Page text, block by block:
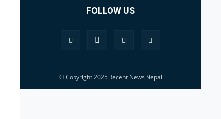
FOLLOW US
© Copyright 2025 Recent News Nepal